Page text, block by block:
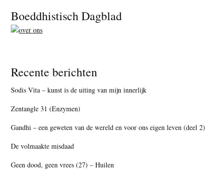
Footer
Boeddhistisch Dagblad
Recente berichten
Sodis Vita – kunst is de uiting van mijn innerlijk
Zentangle 31 (Enzymen)
Gandhi – een geweten van de wereld en voor ons eigen leven (deel 2)
De volmaakte misdaad
Geen dood, geen vrees (27) – Huilen